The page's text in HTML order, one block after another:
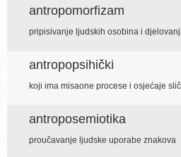
antropomorfizam
pripisivanje ljudskih osobina i
antropopsihički
koji ima misaone procese i osjećaje
antroposemiotika
proučavanje ljudske uporabe znakova